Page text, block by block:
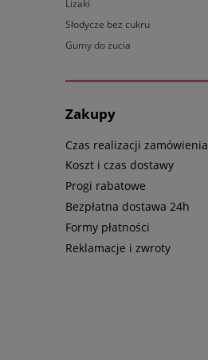
Lizaki
Słodycze bez cukru
Gumy do żucia
Zakupy
Czas realizacji zamówienia
Koszt i czas dostawy
Progi rabatowe
Bezpłatna dostawa 24h
Formy płatności
Reklamacje i zwroty